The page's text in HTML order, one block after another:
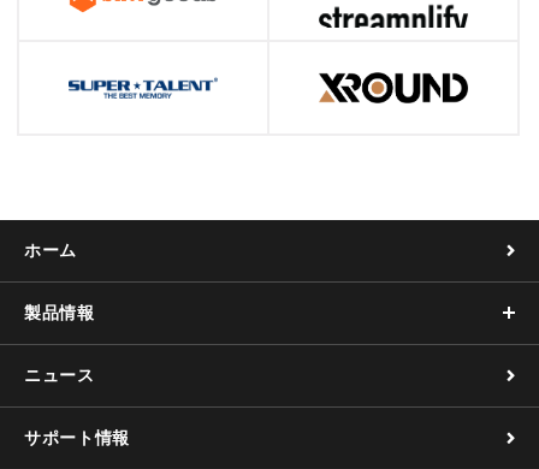
ホーム
製品情報
ニュース
サポート情報